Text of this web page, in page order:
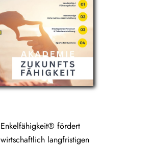
Enkelfähigkeit® fördert
wirtschaftlich langfristigen